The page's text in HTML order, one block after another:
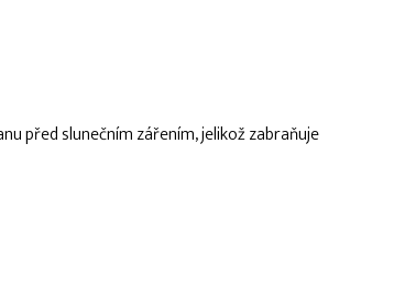
před slunečním zářením, jelikož zabraňuje